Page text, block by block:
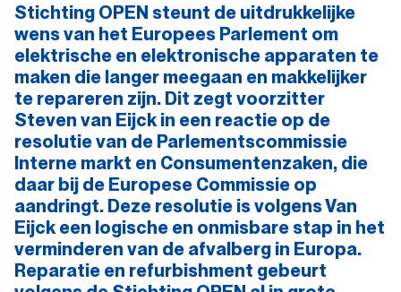
Stichting OPEN steunt de uitdrukkelijke
wens van het Europees Parlement om
elektrische en elektronische apparaten te
maken die langer meegaan en makkelijker
te repareren zijn. Dit zegt voorzitter
Steven van Eijck in een reactie op de
resolutie van de Parlementscommissie
Interne markt en Consumentenzaken, die
daar bij de Europese Commissie op
aandringt. Deze resolutie is volgens Van
Eijck een logische en onmisbare stap in het
verminderen van de afvalberg in Europa.
Reparatie en refurbishment gebeurt